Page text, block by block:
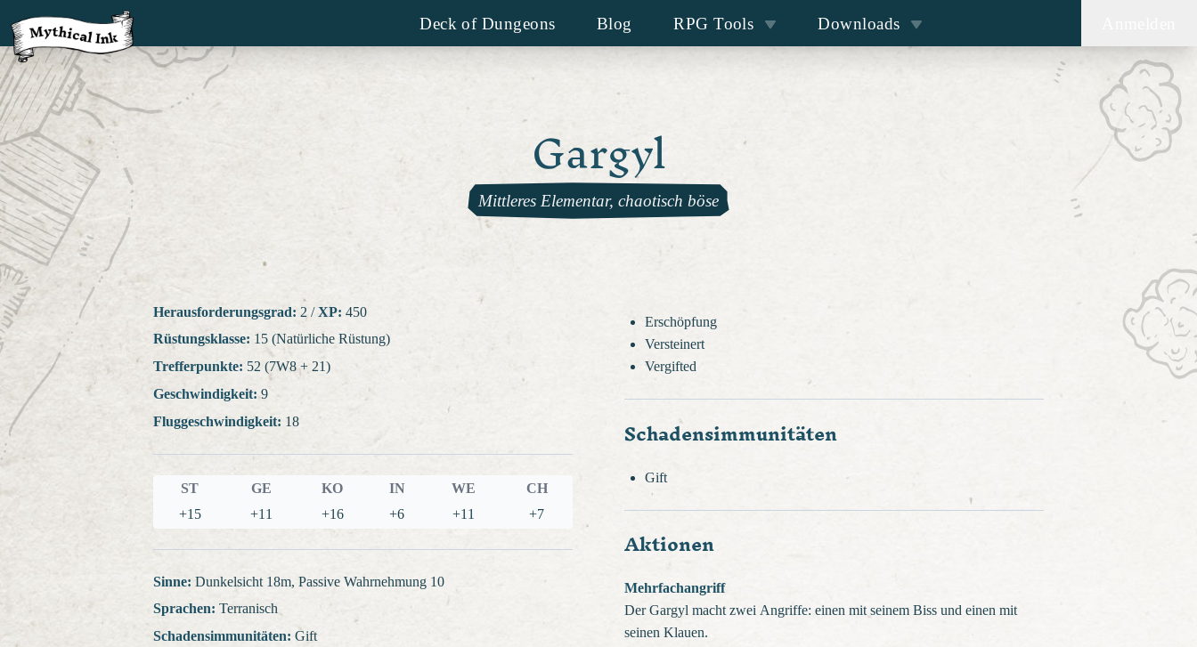
Deck of Dungeons Blog RPG Tools Downloads
Gargyl
Mittleres Elementar, chaotisch böse
Herausforderungsgrad: 2 / XP: 450
Rüstungsklasse: 15 (Natürliche Rüstung)
Trefferpunkte: 52 (7W8 + 21)
Geschwindigkeit:9
Fluggeschwindigkeit: 18
ST GE KO IN WE
CH
+15
+11 +16 +6 +11 +7
Sinne: Dunkelsicht 18m, Passive Wahrnehmung 10
Sprachen: Terranisch
Schadensimmunitäten: Gift
Erschöpfung
Versteinert
Vergifted
Schadensimmunitäten
Gift
Aktionen
Mehrfachangriff
Der Gargyl macht zwei Angriffe: einen mit seinem Biss und einen mit
seinen Klauen.